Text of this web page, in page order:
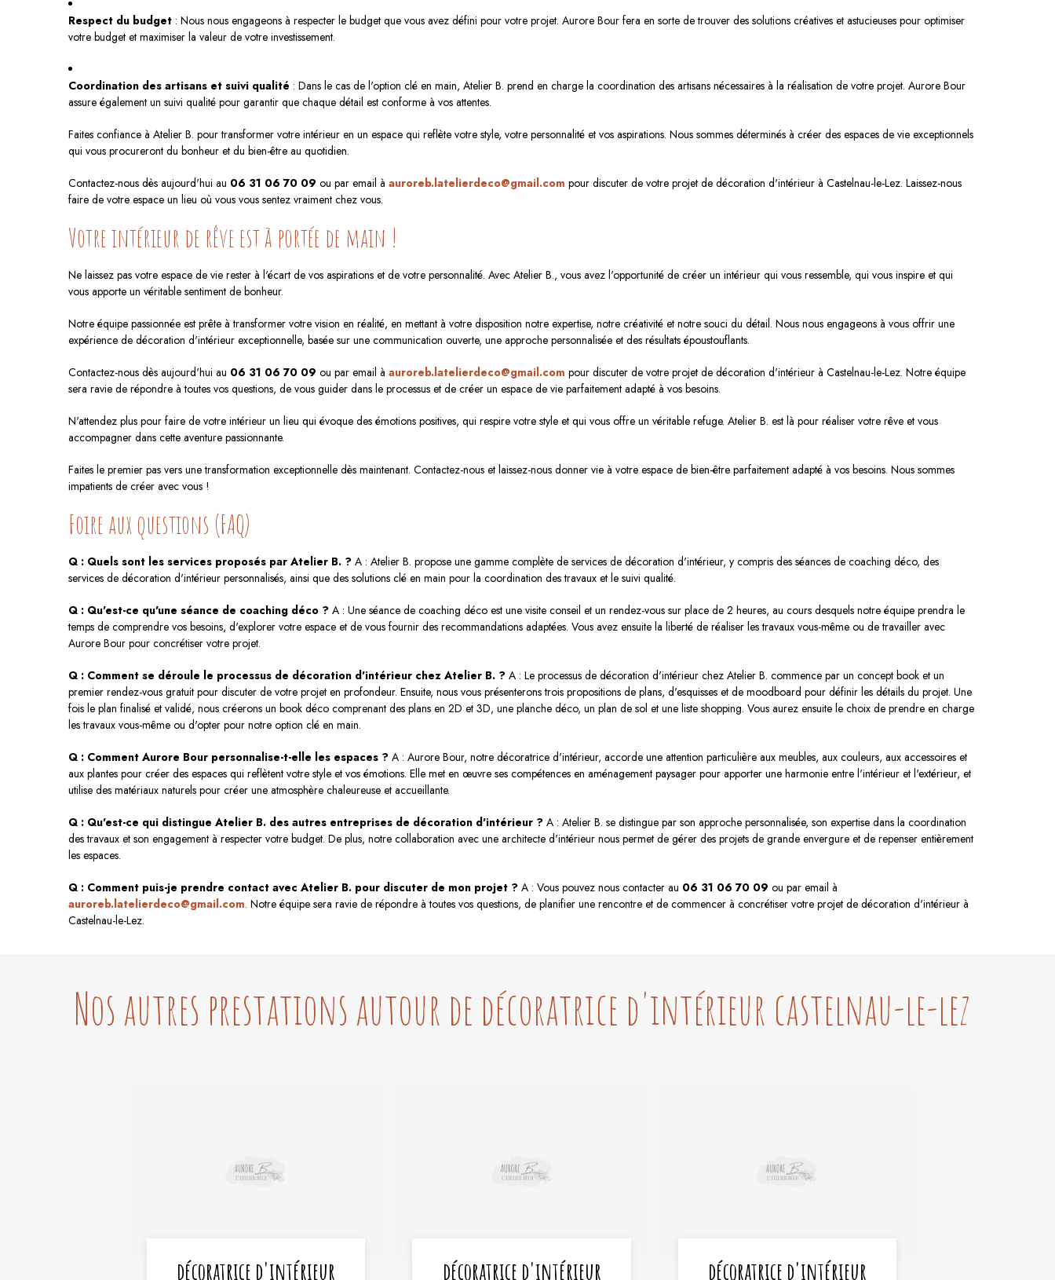
Respect du budget : Nous nous engageons à respecter le budget que vous avez défini pour votre projet. Aurore Bour fera en sorte de trouver des solutions créatives et astucieuses pour optimiser
votre budget et maximiser la valeur de votre investissement.
Coordination des artisans et suivi qualité : Dans le cas de l'option clé en main, Atelier B. prend en charge la coordination des artisans nécessaires à la réalisation de votre projet. Aurore Bour
assure également un suivi qualité pour garantir que chaque détail est conforme à vos attentes.
Faites confiance à Atelier B. pour transformer votre intérieur en un espace qui reflète votre style, votre personnalité et vos aspirations. Nous sommes déterminés à créer des espaces de vie exceptionnels
qui vous procureront du bonheur et du bien-être au quotidien.
Contactez-nous dès aujourd'hui au 06 31 06 70 09 ou par email à auroreb.latelierdeco@gmail.com pour discuter de votre projet de décoration d'intérieur à Castelnau-le-Lez. Laissez-nous
faire de votre espace un lieu où vous vous sentez vraiment chez vous.
Votre intérieur de rêve est à portée de main !
Ne laissez pas votre espace de vie rester à l'écart de vos aspirations et de votre personnalité. Avec Atelier B., vous avez l'opportunité de créer un intérieur qui vous ressemble, qui vous inspire et qui
vous apporte un véritable sentiment de bonheur.
Notre équipe passionnée est prête à transformer votre vision en réalité, en mettant à votre disposition notre expertise, notre créativité et notre souci du détail. Nous nous engageons à vous offrir une
expérience de décoration d'intérieur exceptionnelle, basée sur une communication ouverte, une approche personnalisée et des résultats époustouflants.
Contactez-nous dès aujourd'hui au 06 31 06 70 09 ou par email à auroreb.latelierdeco@gmail.com pour discuter de votre projet de décoration d'intérieur à Castelnau-le-Lez. Notre équipe
sera ravie de répondre à toutes vos questions, de vous guider dans le processus et de créer un espace de vie parfaitement adapté à vos besoins.
N'attendez plus pour faire de votre intérieur un lieu qui évoque des émotions positives, qui respire votre style et qui vous offre un véritable refuge. Atelier B. est là pour réaliser votre rêve et vous
accompagner dans cette aventure passionnante.
Faites le premier pas vers une transformation exceptionnelle dès maintenant. Contactez-nous et laissez-nous donner vie à votre espace de bien-être parfaitement adapté à vos besoins. Nous sommes
impatients de créer avec vous !
Foire aux questions (FAQ)
Q : Quels sont les services proposés par Atelier B. ? A : Atelier B. propose une gamme complète de services de décoration d'intérieur, y compris des séances de coaching déco, des
services de décoration d'intérieur personnalisés, ainsi que des solutions clé en main pour la coordination des travaux et le suivi qualité.
Q : Qu'est-ce qu'une séance de coaching déco ? A : Une séance de coaching déco est une visite conseil et un rendez-vous sur place de 2 heures, au cours desquels notre équipe prendra le
temps de comprendre vos besoins, d'explorer votre espace et de vous fournir des recommandations adaptées. Vous avez ensuite la liberté de réaliser les travaux vous-même ou de travailler avec
Aurore Bour pour concrétiser votre projet.
Q : Comment se déroule le processus de décoration d'intérieur chez Atelier B. ? A : Le processus de décoration d'intérieur chez Atelier B. commence par un concept book et un
premier rendez-vous gratuit pour discuter de votre projet en profondeur. Ensuite, nous vous présenterons trois propositions de plans, d'esquisses et de moodboard pour définir les détails du projet. Une
fois le plan finalisé et validé, nous créerons un book déco comprenant des plans en 2D et 3D, une planche déco, un plan de sol et une liste shopping. Vous aurez ensuite le choix de prendre en charge
les travaux vous-même ou d'opter pour notre option clé en main.
Q : Comment Aurore Bour personnalise-t-elle les espaces ? A : Aurore Bour, notre décoratrice d'intérieur, accorde une attention particulière aux meubles, aux couleurs, aux accessoires et
aux plantes pour créer des espaces qui reflètent votre style et vos émotions. Elle met en œuvre ses compétences en aménagement paysager pour apporter une harmonie entre l'intérieur et l'extérieur, et
utilise des matériaux naturels pour créer une atmosphère chaleureuse et accueillante.
Q : Qu'est-ce qui distingue Atelier B. des autres entreprises de décoration d'intérieur ? A : Atelier B. se distingue par son approche personnalisée, son expertise dans la coordination
des travaux et son engagement à respecter votre budget. De plus, notre collaboration avec une architecte d'intérieur nous permet de gérer des projets de grande envergure et de repenser entièrement
les espaces.
Q : Comment puis-je prendre contact avec Atelier B. pour discuter de mon projet ? A : Vous pouvez nous contacter au 06 31 06 70 09 ou par email à
auroreb.latelierdeco@gmail.com. Notre équipe sera ravie de répondre à toutes vos questions, de planifier une rencontre et de commencer à concrétiser votre projet de décoration d'intérieur à
Castelnau-le-Lez.
Nos autres prestations autour de décoratrice d'intérieur castelnau-le-lez
décoratrice d'intérieur décoratrice d'intérieur décoratrice d'intérieur